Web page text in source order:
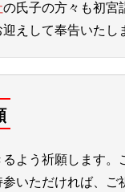
の氏子の方々も初宮
えして奉告いたし
よう祈願します。
いただければ、ご